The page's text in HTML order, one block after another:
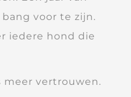
voor te zijn.
iedere hond die
meer vertrouwen.